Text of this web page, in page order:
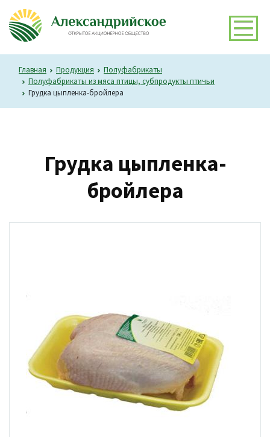
Главная Продукция
Полуфабрикаты
Полуфабрикаты из мяса птицы, субпродукты птичьи
Грудка цыпленка-бройлера
Грудка цыпленка-
бройлера